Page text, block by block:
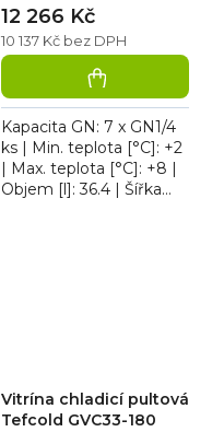
10 137 Kč bez DPH
12 266 Kč
Kapacita GN: 7 x GN1/4
ks | Min. teplota [°C]: +2
| Max. teplota [°C]: +8 |
Objem [l]: 36.4 | Šířka
Vitrína chladicí pultová
Tefcold GVC33-180